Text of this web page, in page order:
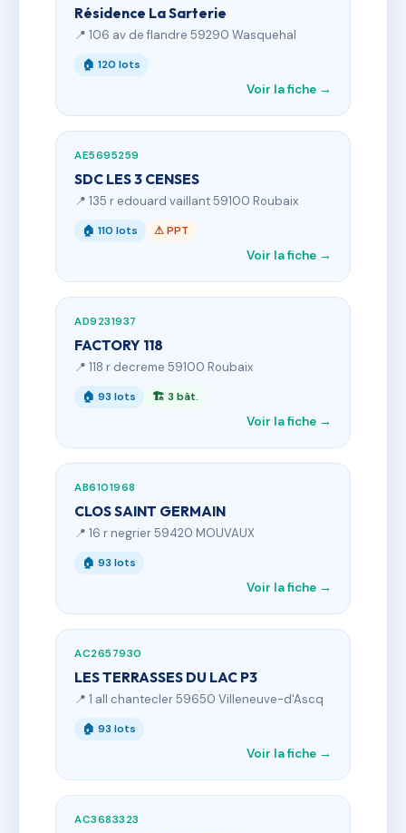
Résidence La Sarterie
📍 106 av de flandre 59290 Wasquehal
🏠 120 lots
Voir la fiche →
AE5695259
SDC LES 3 CENSES
📍 135 r edouard vaillant 59100 Roubaix
🏠 110 lots ⚠ PPT
Voir la fiche →
AD9231937
FACTORY 118
📍 118 r decreme 59100 Roubaix
🏠 93 lots 🏗 3 bât.
Voir la fiche →
AB6101968
CLOS SAINT GERMAIN
📍 16 r negrier 59420 MOUVAUX
🏠 93 lots
Voir la fiche →
AC2657930
LES TERRASSES DU LAC P3
📍 1 all chantecler 59650 Villeneuve-d'Ascq
🏠 93 lots
Voir la fiche →
AC3683323